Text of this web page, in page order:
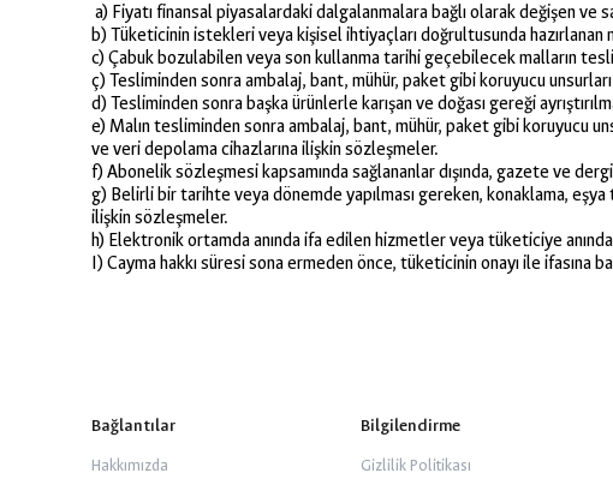
a) Fiyatı finansal piyasalardaki dalgalanmalara bağlı olarak değişen ve
b) Tüketicinin istekleri veya kişisel ihtiyaçları doğrultusunda hazırlanan
c) Çabuk bozulabilen veya son kullanma tarihi geçebilecek malların
ç) Tesliminden sonra ambalaj, bant, mühür, paket gibi koruyucu
d) Tesliminden sonra başka ürünlerle karışan ve doğası gereği
e) Malın tesliminden sonra ambalaj, bant, mühür, paket gibi koruyucu
ve veri depolama cihazlarına ilişkin sözleşmeler.
f) Abonelik sözleşmesi kapsamında sağlananlar dışında, gazete ve
g) Belirli bir tarihte veya dönemde yapılması gereken, konaklama,
ilişkin sözleşmeler.
h) Elektronik ortamda anında ifa edilen hizmetler veya tüketiciye
I) Cayma hakkı süresi sona ermeden önce, tüketicinin onayı ile ifasına
Bağlantılar
Hakkımızda
Bilgilendirme
Gizlilik Politikası